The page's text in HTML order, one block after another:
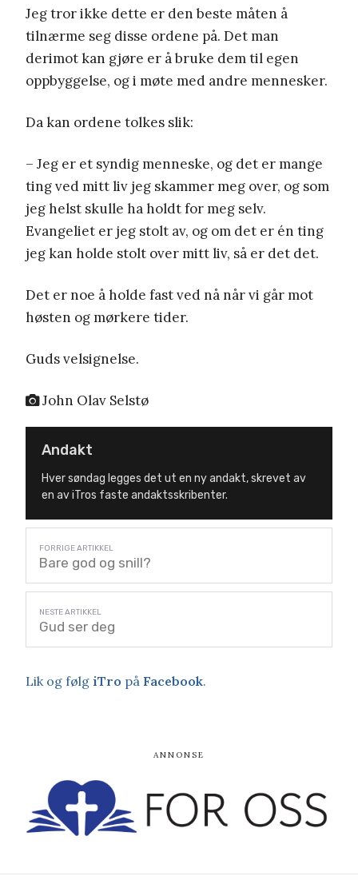
Jeg tror ikke dette er den beste måten å
tilnærme seg disse ordene på. Det man
derimot kan gjøre er å bruke dem til egen
oppbyggelse, og i møte med andre mennesker.
Da kan ordene tolkes slik:
– Jeg er et syndig menneske, og det er mange
ting ved mitt liv jeg skammer meg over, og som
jeg helst skulle ha holdt for meg selv.
Evangeliet er jeg stolt av, og om det er én ting
jeg kan holde stolt over mitt liv, så er det det.
Det er noe å holde fast ved nå når vi går mot
høsten og mørkere tider.
Guds velsignelse.
John Olav Selstø
Andakt
Hver søndag legges det ut en ny andakt, skrevet av
en av iTros faste andaktsskribenter.
Bare god og snill?
Gud ser deg
Lik og følg iTro på Facebook.